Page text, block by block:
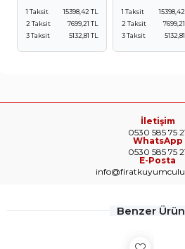
1 Taksit
15398,42 TL
2 Taksit
7699,21 TL
3 Taksit
5132,81 TL
1 Taksit
15398,42
2 Taksit
7699,21
3 Taksit
5132,81
İletişim
0530 585 75
WhatsApp
0530 585 75
E-Posta
Benzer